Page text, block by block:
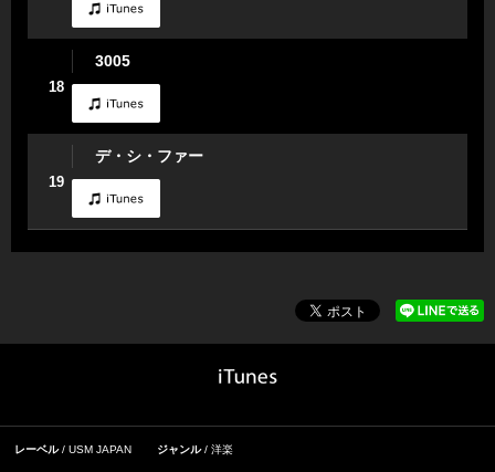
18
3005
19
デ・シ・ファー
レーベル USM JAPAN ジャンル 洋楽